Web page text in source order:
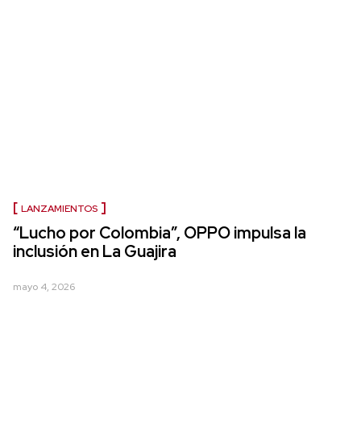
LANZAMIENTOS
“Lucho por Colombia”, OPPO impulsa la
inclusión en La Guajira
mayo 4, 2026